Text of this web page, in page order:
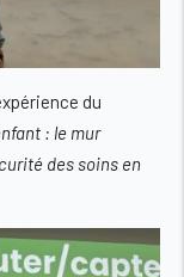
du
: le mur
des soins en